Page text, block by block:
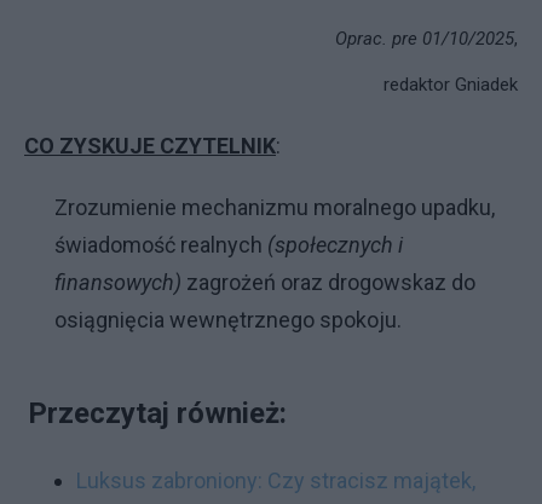
Oprac. pre 01/10/2025,
redaktor Gniadek
CO ZYSKUJE CZYTELNIK:
Zrozumienie mechanizmu moralnego upadku,
świadomość realnych (społecznych i
finansowych) zagrożeń oraz drogowskaz do
osiągnięcia wewnętrznego spokoju.
Przeczytaj również:
Luksus zabroniony: Czy stracisz majątek,